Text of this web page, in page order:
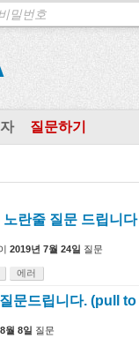
질문하기
란줄 질문 드립니다
2019년 7월 24일 질문
에러
문드립니다. (pull
월 8일 질문